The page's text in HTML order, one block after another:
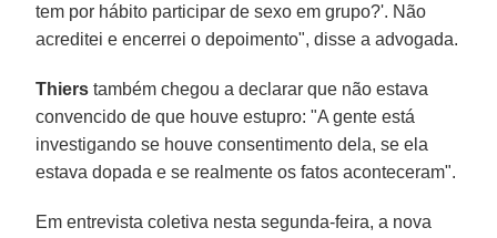
tem por hábito participar de sexo em grupo?'. Não
acreditei e encerrei o depoimento", disse a advogada.
Thiers também chegou a declarar que não estava
convencido de que houve estupro: "A gente está
investigando se houve consentimento dela, se ela
estava dopada e se realmente os fatos aconteceram".
Em entrevista coletiva nesta segunda-feira, a nova